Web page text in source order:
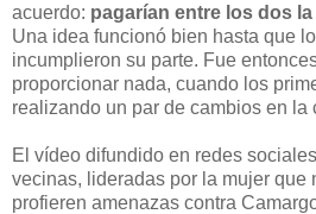
acuerdo: pagarían entre los dos
Una idea funcionó bien hasta que
incumplieron su parte. Fue
proporcionar nada, cuando los
realizando un par de cambios en la
El vídeo difundido en redes
vecinas, lideradas por la mujer que
profieren amenazas contra